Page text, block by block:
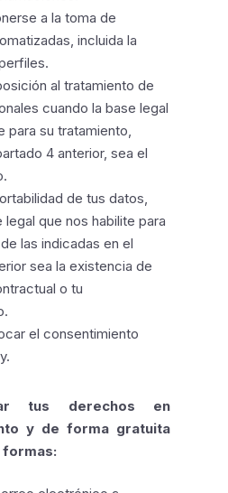
a la toma de
incluida la
al tratamiento de
cuando la base legal
para su tratamiento,
4 anterior, sea el
de tus datos,
legal que nos habilite para
las indicadas en el
sea la existencia de
o tu
el consentimiento
tus derechos en
y de forma gratuita